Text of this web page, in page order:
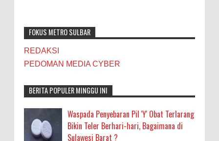
FOKUS METRO SULBAR
REDAKSI
PEDOMAN MEDIA CYBER
BERITA POPULER MINGGU INI
Waspada Penyebaran Pil 'Y' Obat Terlarang
Bikin Teler Berhari-hari, Bagaimana di
Sulawesi Barat ?